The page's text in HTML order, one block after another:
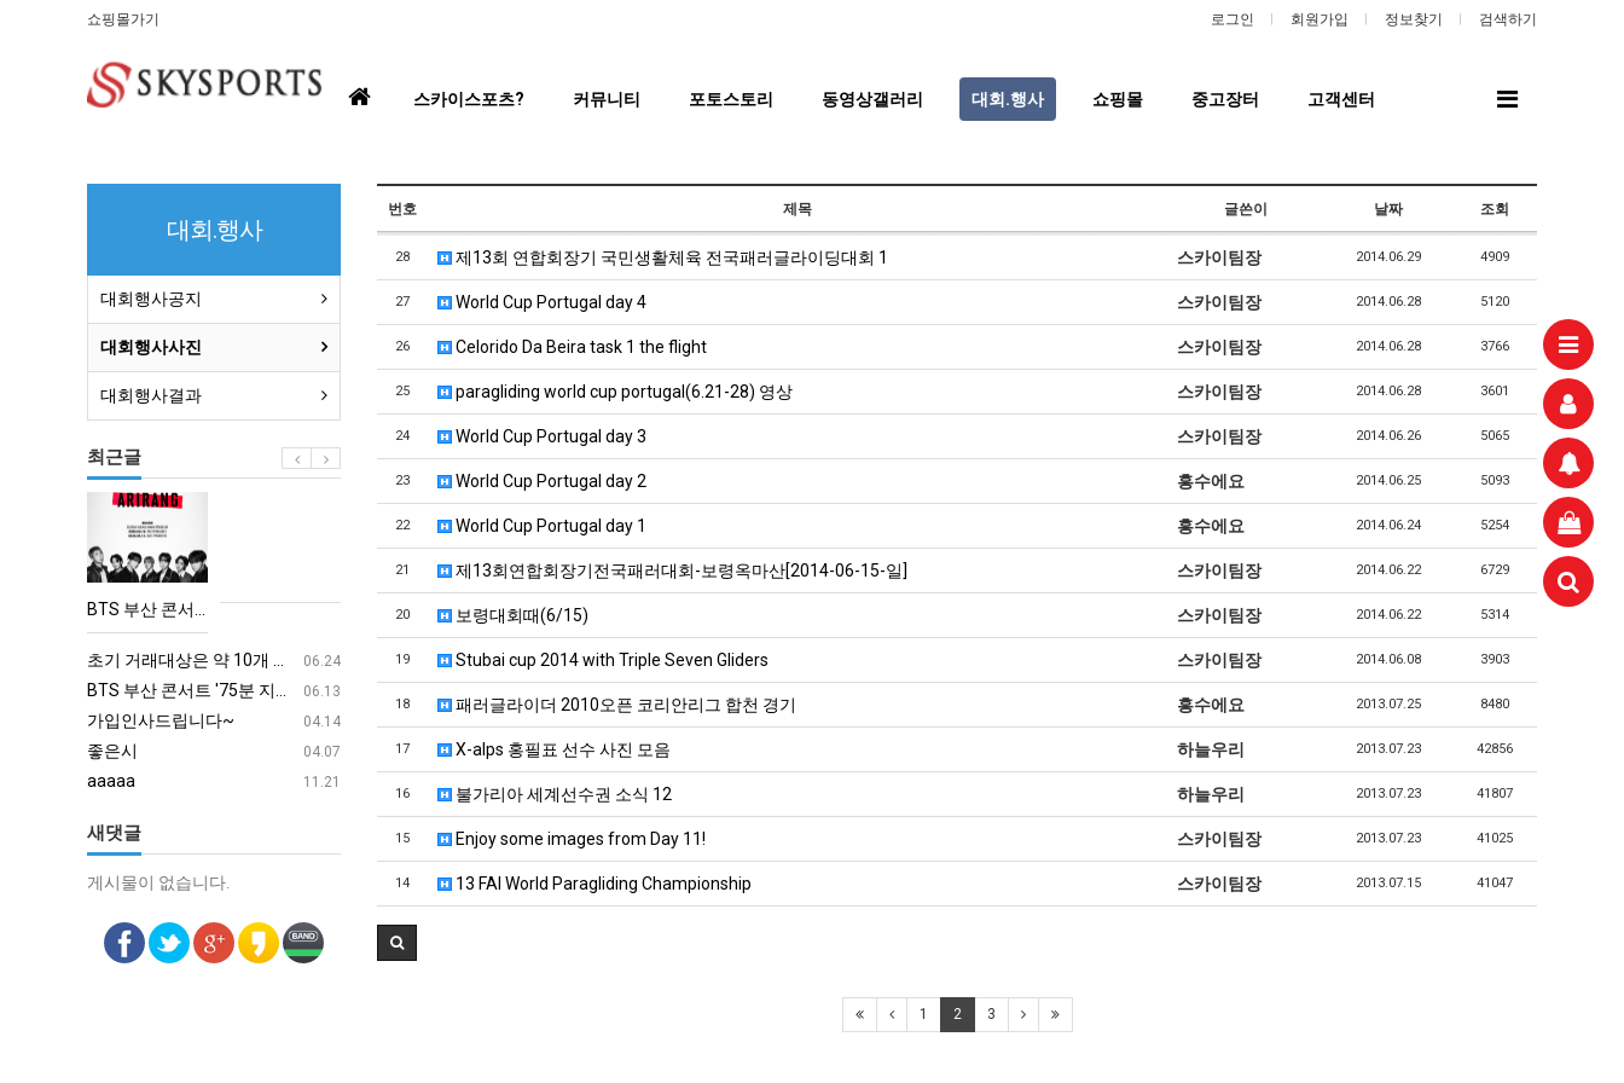
쇼핑몰가기 로그인 회원가입 정보찾기 검색하기
홈
스카이스포츠? 커뮤니티 포토스토리 동영상갤러리 대회.행사 쇼핑몰 중고장터 고객센터
전
번호 제목 글쓴이 날짜 조회
28 제13회 연합회장기 국민생활체육 전국패러글라이딩대회 1 스카이팀장 2014.06.29 4909
27 World Cup Portugal day 4 스카이팀장 2014.06.28 5120
26 Celorido Da Beira task 1 the flight 스카이팀장 2014.06.28 3766
25 paragliding world cup portugal(6.21-28) 영상 스카이팀장 2014.06.28 3601
24 World Cup Portugal day 3 스카이팀장 2014.06.26 5065
23 World Cup Portugal day 2 흥수에요 2014.06.25 5093
22 World Cup Portugal day 1 흥수에요 2014.06.24 5254
21 제13회연합회장기전국패러대회-보령옥마산[2014-06-15-일] 스카이팀장 2014.06.22 6729
20 보령대회때(6/15) 스카이팀장 2014.06.22 5314
19 Stubai cup 2014 with Triple Seven Gliders 스카이팀장 2014.06.08 3903
18 패러글라이더 2010오픈 코리안리그 합천 경기 흥수에요 2013.07.25 8480
17 X-alps 홍필표 선수 사진 모음 하늘우리 2013.07.23 42856
16 불가리아 세계선수권 소식 12 하늘우리 2013.07.23 41807
15 Enjoy some images from Day 11! 스카이팀장 2013.07.23 41025
14 13 FAI World Paragliding Championship 스카이팀장 2013.07.15 41047
1 2 3
대회.행사
대회행사공지
대회행사사진
대회행사결과
최근글
BTS
산
트
'75
분
지
연'
토…
"큰
BTS 부산 콘서트 '75분 지연' 성토…하이브 "큰 실망·불편" 사과
06.24
초기 거래대상은 약 10개 종목으로 시작해 최대 100개까지 확대할 방침이다. 구체적인 거래 대상 ETF는 아직 확정되지 않았지만, 시장 대표성이나 거래량을 고려해 선정할 계획이다.
06.13
BTS 부산 콘서트 '75분 지연' 성토…하이브 "큰 실망·불편" 사과
04.14
가입인사드립니다~
04.07
좋은시
11.21
aaaaa
11.21
11.21
aaaaa
08.20
회원가입 인사드립니다.
BTS
콘
'75
연'
하
망
aaaa
11.21
aaaaa
08.20
회원가입 인사드립니다.
새댓글
게시물이 없습니다. 게시물이 없습니다. 게시물이 없습니다.